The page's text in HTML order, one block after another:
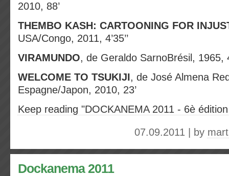
2010, 88’
THEMBO KASH: CARTOONING FOR
USA/Congo, 2011, 4’35’’
VIRAMUNDO, de Geraldo SarnoBrésil, 1965,
WELCOME TO TSUKIJI, de José Almena
Espagne/Japon, 2010, 23’
Keep reading "DOCKANEMA 2011 - 6è
07.09.2011 | by
Dockanema 2011